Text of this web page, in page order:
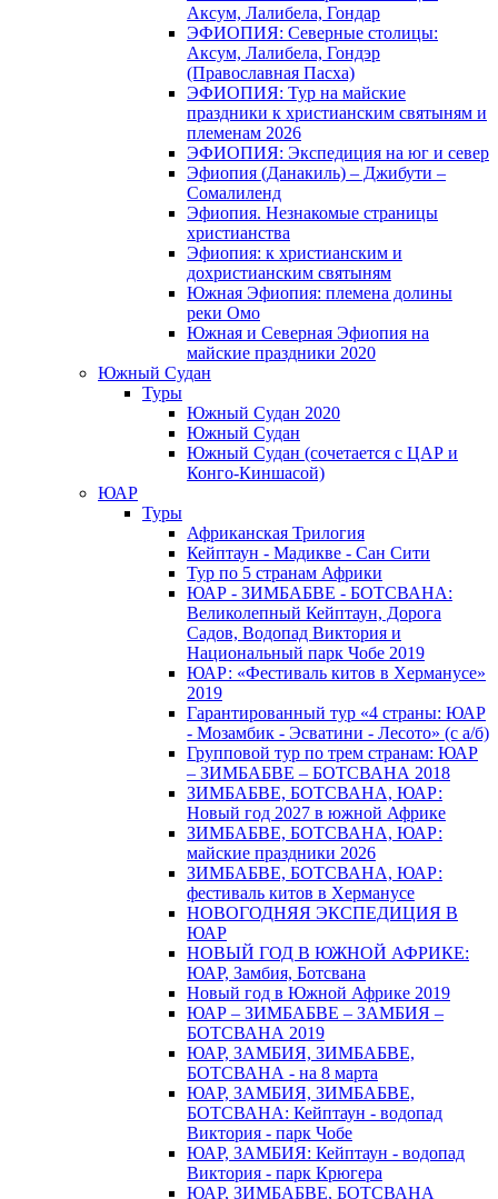
Аксум, Лалибела, Гондар
ЭФИОПИЯ: Северные столицы:
Аксум, Лалибела, Гондэр
(Православная Пасха)
ЭФИОПИЯ: Тур на майские
праздники к христианским святыням и
племенам 2026
ЭФИОПИЯ: Экспедиция на юг и север
Эфиопия (Данакиль) – Джибути –
Cомалиленд
Эфиопия. Незнакомые страницы
христианства
Эфиопия: к христианским и
дохристианским святыням
Южная Эфиопия: племена долины
реки Омо
Южная и Северная Эфиопия на
майские праздники 2020
Южный Судан
Туры
Южный Cудан 2020
Южный Cудан
Южный Судан (сочетается с ЦАР и
Конго-Киншасой)
ЮАР
Туры
Африканская Трилогия
Кейптаун - Мадикве - Сан Сити
Тур по 5 странам Африки
ЮАР - ЗИМБАБВЕ - БОТСВАНА:
Великолепный Кейптаун, Дорога
Садов, Водопад Виктория и
Национальный парк Чобе 2019
ЮАР: «Фестиваль китов в Херманусе»
2019
Гарантированный тур «4 страны: ЮАР
- Мозамбик - Эсватини - Лесото» (с а/б)
Групповой тур по трем странам: ЮАР
– ЗИМБАБВЕ – БОТСВАНА 2018
ЗИМБАБВЕ, БОТСВАНА, ЮАР:
Новый год 2027 в южной Африке
ЗИМБАБВЕ, БОТСВАНА, ЮАР:
майские праздники 2026
ЗИМБАБВЕ, БОТСВАНА, ЮАР:
фестиваль китов в Херманусе
НОВОГОДНЯЯ ЭКСПЕДИЦИЯ В
ЮАР
НОВЫЙ ГОД В ЮЖНОЙ АФРИКЕ:
ЮАР, Замбия, Ботсвана
Новый год в Южной Африке 2019
ЮАР – ЗИМБАБВЕ – ЗАМБИЯ –
БОТСВАНА 2019
ЮАР, ЗАМБИЯ, ЗИМБАБВЕ,
БОТСВАНА - на 8 марта
ЮАР, ЗАМБИЯ, ЗИМБАБВЕ,
БОТСВАНА: Кейптаун - водопад
Виктория - парк Чобе
ЮАР, ЗАМБИЯ: Кейптаун - водопад
Виктория - парк Крюгера
ЮАР, ЗИМБАБВЕ, БОТСВАНА